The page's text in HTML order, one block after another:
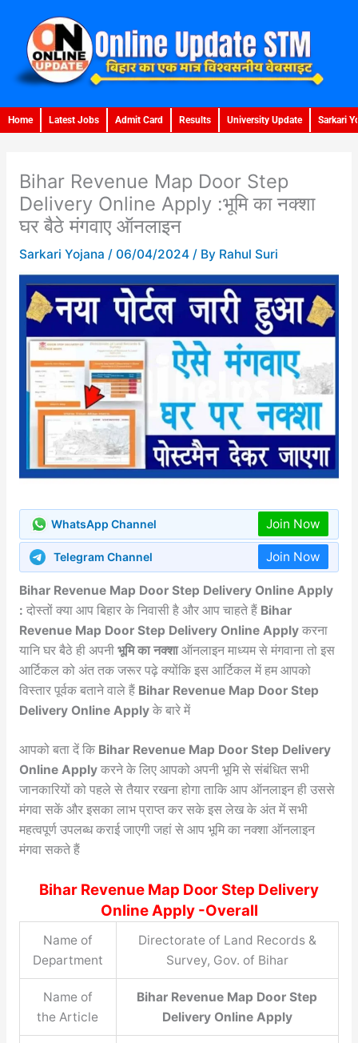
content
Home Latest Jobs Admit Card Results University Update Sarkari
Bihar Revenue Map Door Step
Delivery Online Apply :भूमि का नक्शा
घर बैठे मंगवाए ऑनलाइन
Sarkari Yojana / 06/04/2024 / By Rahul Suri
WhatsApp Channel Join Now
Telegram Channel Join Now
Bihar Revenue Map Door Step Delivery Online Apply
: दोस्तों क्या आप बिहार के निवासी है और आप चाहते हैं Bihar
Revenue Map Door Step Delivery Online Applyकरना
यानि घर बैठे ही अपनी भूमि का नक्शाऑनलाइन माध्यम से मंगवाना तो इस
आर्टिकल को अंत तक जरूर पढ़े क्योंकि इस आर्टिकल में हम आपको
विस्तार पूर्वक बताने वाले हैं Bihar Revenue Map Door Step
Delivery Online Applyके बारे में
आपको बता दें कि Bihar Revenue Map Door Step Delivery
Online Applyकरने के लिए आपको अपनी भूमि से संबंधित सभी
जानकारियों को पहले से तैयार रखना होगा ताकि आप ऑनलाइन ही उससे
मंगवा सकें और इसका लाभ प्राप्त कर सके इस लेख के अंत में सभी
महत्वपूर्ण उपलब्ध कराई जाएगी जहां से आप भूमि का नक्शा ऑनलाइन
मंगवा सकते हैं
Bihar Revenue Map Door Step Delivery
Online Apply -Overall
Name of
Department
Directorate of Land Records &
Survey, Gov. of Bihar
Name of
the Article
Bihar Revenue Map Door Step
Delivery Online Apply